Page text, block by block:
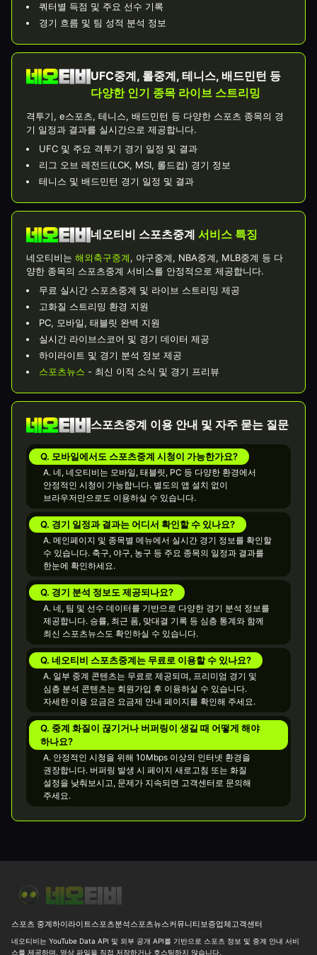
쿼터별 득점 및 주요 선수 기록
경기 흐름 및 팀 성적 분석 정보
UFC중계, 롤중계, 테니스, 배드민턴 등
다양한 인기 종목 라이브 스트리밍
격투기, e스포츠, 테니스, 배드민턴 등 다양한 스포츠 종목의 경
기 일정과 결과를 실시간으로 제공합니다.
UFC 및 주요 격투기 경기 일정 및 결과
리그 오브 레전드(LCK, MSI, 롤드컵) 경기 정보
테니스 및 배드민턴 경기 일정 및 결과
네오티비 스포츠중계 서비스 특징
네오티비는 해외축구중계, 야구중계, NBA중계, MLB중계 등 다
양한 종목의 스포츠중계 서비스를 안정적으로 제공합니다.
무료 실시간 스포츠중계 및 라이브 스트리밍 제공
고화질 스트리밍 환경 지원
PC, 모바일, 태블릿 완벽 지원
실시간 라이브스코어 및 경기 데이터 제공
하이라이트 및 경기 분석 정보 제공
스포츠뉴스 - 최신 이적 소식 및 경기 프리뷰
스포츠중계 이용 안내 및 자주 묻는 질문
Q. 모바일에서도 스포츠중계 시청이 가능한가요?
A. 네, 네오티비는 모바일, 태블릿, PC 등 다양한 환경에서
안정적인 시청이 가능합니다. 별도의 앱 설치 없이
브라우저만으로도 이용하실 수 있습니다.
Q. 경기 일정과 결과는 어디서 확인할 수 있나요?
A. 메인페이지 및 종목별 메뉴에서 실시간 경기 정보를 확인할
수 있습니다. 축구, 야구, 농구 등 주요 종목의 일정과 결과를
한눈에 확인하세요.
Q. 경기 분석 정보도 제공되나요?
A. 네, 팀 및 선수 데이터를 기반으로 다양한 경기 분석 정보를
제공합니다. 승률, 최근 폼, 맞대결 기록 등 심층 통계와 함께
최신 스포츠뉴스도 확인하실 수 있습니다.
Q. 네오티비 스포츠중계는 무료로 이용할 수 있나요?
A. 일부 중계 콘텐츠는 무료로 제공되며, 프리미엄 경기 및
심층 분석 콘텐츠는 회원가입 후 이용하실 수 있습니다.
자세한 이용 요금은 요금제 안내 페이지를 확인해 주세요.
Q. 중계 화질이 끊기거나 버퍼링이 생길 때 어떻게 해야
하나요?
A. 안정적인 시청을 위해 10Mbps 이상의 인터넷 환경을
권장합니다. 버퍼링 발생 시 페이지 새로고침 또는 화질
설정을 낮춰보시고, 문제가 지속되면 고객센터로 문의해
주세요.
스포츠 중계하이라이트스포츠분석스포츠뉴스커뮤니티보증업체고객센터
네오티비는 YouTube Data API 및 외부 공개 API를 기반으로 스포츠 정보 및 중계 안내 서비
스를 제공하며, 영상 파일을 직접 저장하거나 호스팅하지 않습니다.